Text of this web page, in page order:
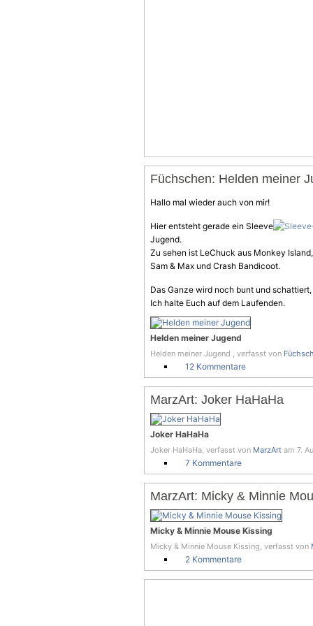
Füchschen: Helden meiner
Hallo mal wieder auch von mir!
Hier entsteht gerade ein Sleeve
Jugend.
Zu sehen ist LeChuck aus Monkey
Sam & Max und Crash Bandicoot.
Das Ganze wird noch bunt und
Ich halte Euch auf dem Laufenden.
Helden meiner Jugend
Helden meiner Jugend , verfasst von
12 Kommentare
MarzArt: Joker HaHaHa
Joker HaHaHa
Joker HaHaHa, verfasst von MarzArt am 7.
7 Kommentare
MarzArt: Micky & Minnie
Micky & Minnie Mouse Kissing
Micky & Minnie Mouse Kissing, verfasst von
2 Kommentare